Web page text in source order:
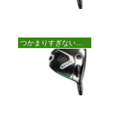
つかまりすぎないドライバー